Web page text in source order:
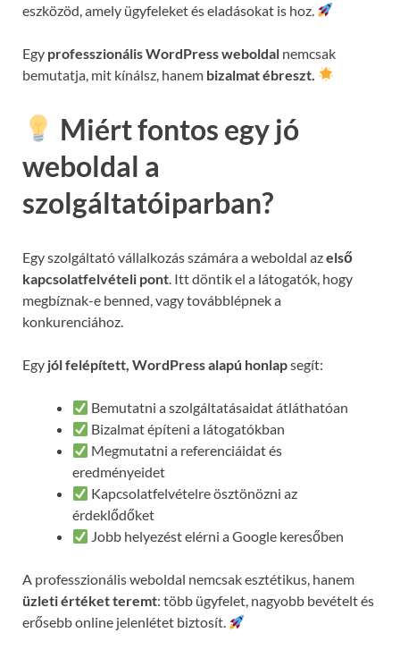
eszközöd, amely ügyfeleket és eladásokat is hoz.
Egy professzionális WordPress weboldal nemcsak
bemutatja, mit kínálsz, hanem bizalmat ébreszt.
Miért fontos egy jó
weboldal a
szolgáltatóiparban?
Egy szolgáltató vállalkozás számára a weboldal azelső
kapcsolatfelvételi pont. Itt döntik el a látogatók, hogy
megbíznak-e benned, vagy továbblépnek a
konkurenciához.
Egy jól felépített, WordPress alapú honlapsegít:
Bemutatni a szolgáltatásaidat átláthatóan
Bizalmat építeni a látogatókban
Megmutatni a referenciáidat és
eredményeidet
Kapcsolatfelvételre ösztönözni az
érdeklődőket
Jobb helyezést elérni a Google keresőben
A professzionális weboldal nemcsak esztétikus, hanem
üzleti értéket teremt: több ügyfelet, nagyobb bevételt és
erősebb online jelenlétet biztosít.